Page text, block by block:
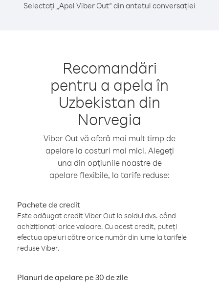
Selectați „Apel Viber Out” din antetul conversației
Recomandări
pentru a apela în
Uzbekistan din
Norvegia
Viber Out vă oferă mai mult timp de
apelare la costuri mai mici. Alegeți
una din opțiunile noastre de
apelare flexibile, la tarife reduse:
Pachete de credit
Este adăugat credit Viber Out la soldul dvs. când
achiziționați orice valoare. Cu acest credit, puteți
efectua apeluri către orice număr din lume la tarifele
reduse Viber.
Planuri de apelare pe 30 de zile